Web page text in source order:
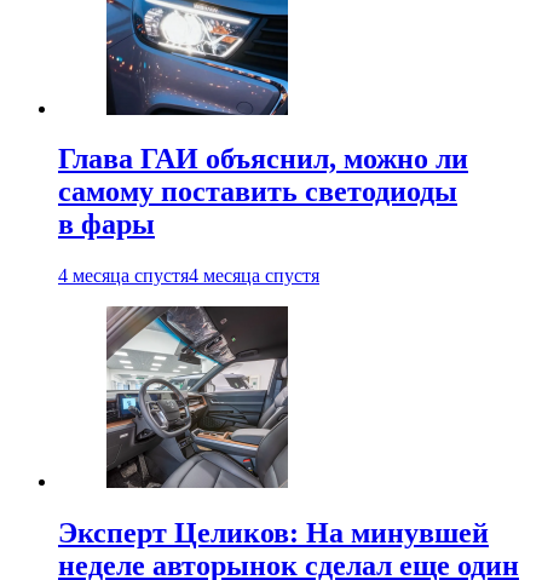
Глава ГАИ объяснил, можно ли
самому поставить светодиоды
в фары
4 месяца спустя4 месяца спустя
Эксперт Целиков: На минувшей
неделе авторынок сделал еще один